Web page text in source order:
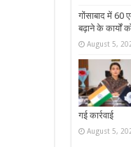
गोंसाबाद में 60
बढ़ाने के कार्यों
August 5,
गई कार्रवाई
August 5,